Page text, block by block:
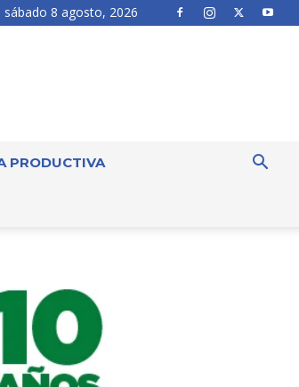
sábado 8 agosto, 2026
PRODUCTIVA